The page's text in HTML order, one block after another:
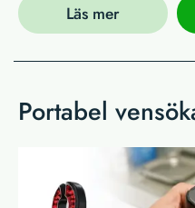
Läs mer
Portabel